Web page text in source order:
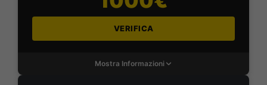
VERIFICA
Mostra Informazioni